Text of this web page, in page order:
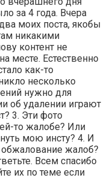
за 4 года. Вчера
моих поста, якобы
никакими
контент не
месте. Естественно
как-то
несколько
нужно для
об удалении играют
3. Эти фото
то жалобе? Или
мою инсту? 4. И
обжалование жалоб?
Всем спасибо
их по теме если